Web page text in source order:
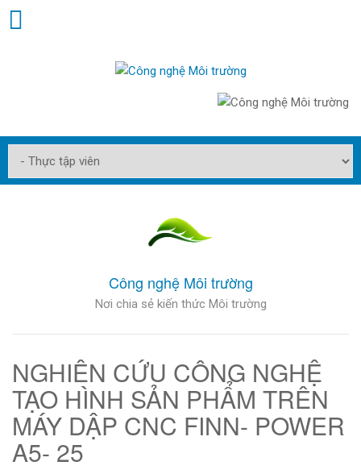
Công nghệ Môi trường
Nơi chia sẻ kiến thức Môi trường
NGHIÊN CỨU CÔNG NGHỆ
TẠO HÌNH SẢN PHẨM TRÊN
MÁY DẬP CNC FINN- POWER
A5- 25